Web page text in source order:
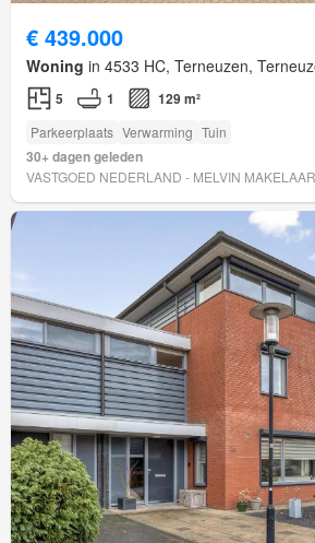
€ 439.000
Woning in 4533 HC, Terneuzen,
5 1 129 m²
Parkeerplaats Verwarming Tuin
30+ dagen geleden
VASTGOED NEDERLAND - MELVIN